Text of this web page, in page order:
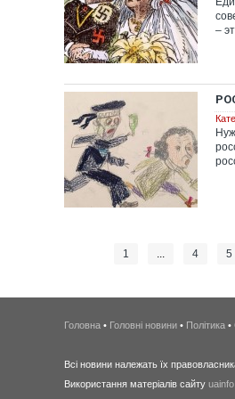
–
1 ... 4 5
Головна • Головні новини • Політика •
Всі новини належать їх
Використання матеріалів сайту